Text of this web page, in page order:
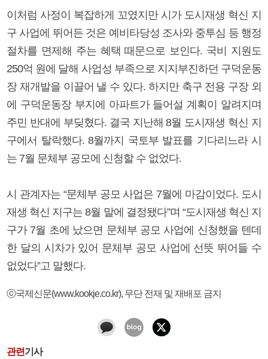
이처럼 사정이 복잡하게 꼬였지만 시가 도시재생 혁신 지
구 사업에 뛰어든 것은 예비타당성 조사와 중투심 등 행정
절차를 면제해 주는 혜택 때문으로 보인다. 국비 지원도
250억 원에 달해 사업성 부족으로 지지부진하던 구덕운동
장 재개발을 이끌어 낼 수 있다. 하지만 축구 전용 구장 외
에 구덕운동장 부지에 아파트가 들어설 계획이 알려지며
주민 반대에 부딪혔다. 결국 지난해 8월 도시재생 혁신 지
구에서 탈락했다. 8월까지 국토부 발표를 기다리느라 시
는 7월 문체부 공모에 신청할 수 없었다.
시 관계자는 “문체부 공모 사업은 7월에 마감이었다. 도시
재생 혁신 지구는 8월 말에 결정됐다”며 “도시재생 혁신 지
구가 7월 초에 났으면 문체부 공모 사업에 신청했을 텐데
한 달의 시차가 있어 문체부 공모 사업에 선뜻 뛰어들 수
없었다”고 말했다.
ⓒ국제신문(www.kookje.co.kr), 무단 전재 및 재배포 금지
관련기사